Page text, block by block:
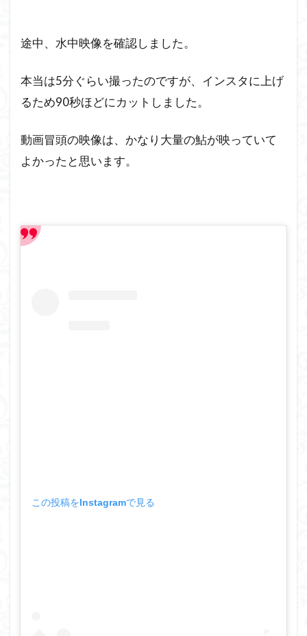
途中、水中映像を確認しました。
本当は5分ぐらい撮ったのですが、インスタに上げ
るため90秒ほどにカットしました。
動画冒頭の映像は、かなり大量の鮎が映っていて
よかったと思います。
この投稿をInstagramで見る